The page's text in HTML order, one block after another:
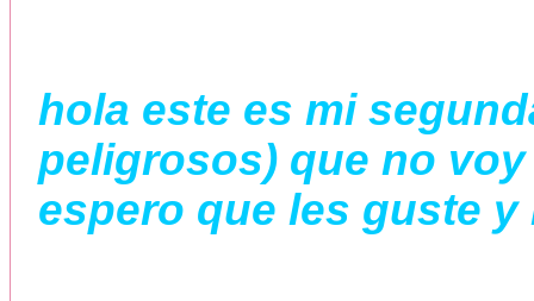
hola este es mi
peligrosos) que no
espero que les guste